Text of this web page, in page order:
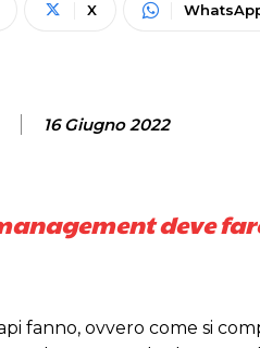
X
16 Giugno 2022
deve
fanno, ovvero come si